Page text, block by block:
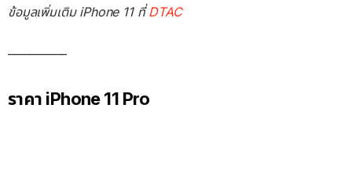
ข้อมูลเพิ่มเติม iPhone 11 ที่DTAC
ราคา iPhone 11 Pro